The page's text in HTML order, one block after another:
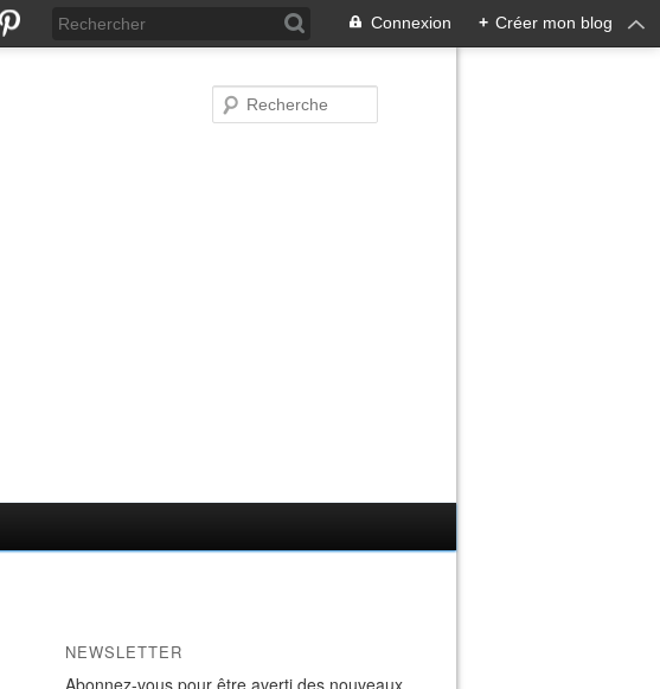
Connexion + Créer mon blog
NEWSLETTER
Abonnez-vous pour être averti des nouveaux